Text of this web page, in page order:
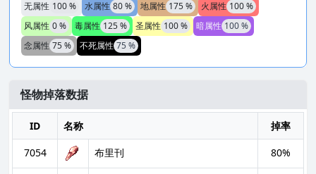
无属性 100 % 水属性 80 % 地属性 175 % 火属性 100 %
风属性 0 % 毒属性 125 % 圣属性 100 % 暗属性 100 %
念属性 75 % 不死属性 75 %
怪物掉落数据
ID 名称
掉率
7054
布里刊 80%